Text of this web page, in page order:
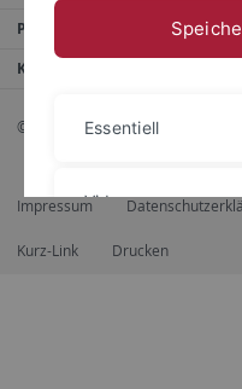
Portale
Kontaktinfo
© 2026 Eberhard Karls
Impressum
Kurz-Link Drucken
Essentiell
Videos